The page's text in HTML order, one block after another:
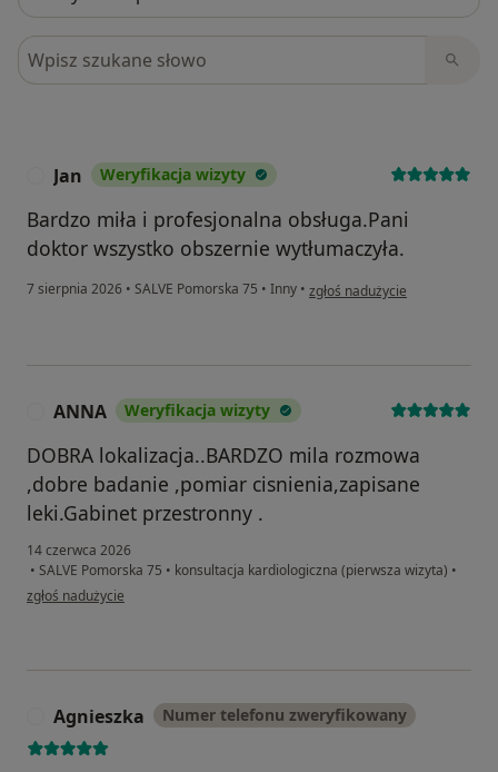
Szukaj w opiniach
Jan Weryfikacja wizyty
Bardzo miła i profesjonalna obsługa.Pani
doktor wszystko obszernie wytłumaczyła.
7 sierpnia 2026 • SALVE Pomorska 75 • Inny • w opinii użytkownika Jan
zgłoś nadużycie
ANNA Weryfikacja wizyty
DOBRA lokalizacja..BARDZO mila rozmowa
,dobre badanie ,pomiar cisnienia,zapisane
leki.Gabinet przestronny .
14 czerwca 2026
• SALVE Pomorska 75 • konsultacja kardiologiczna (pierwsza wizyta) •
w opinii użytkownika ANNA
zgłoś nadużycie
Agnieszka Numer telefonu zweryfikowany